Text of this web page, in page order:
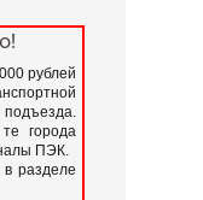
рублей
города
ПЭК.
разделе